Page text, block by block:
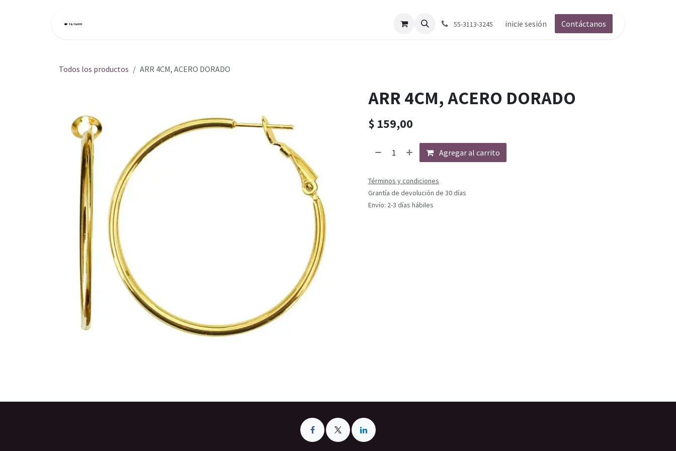
55-3113-3245 inicie sesión Contáctanos
Todos los productos ARR 4CM, ACERO DORADO
ARR 4CM, ACERO DORADO
$ 159,00
Agregar al carrito
Términos y condiciones
Grantía de devolución de 30 días
Envío: 2-3 días hábiles